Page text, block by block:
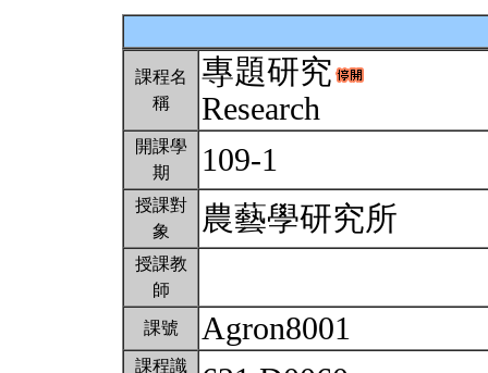
課程名
稱
專題研究
Research
開課學
期
109-1
授課對
象
農藝學研究所
授課教
師
課號 Agron8001
課程識